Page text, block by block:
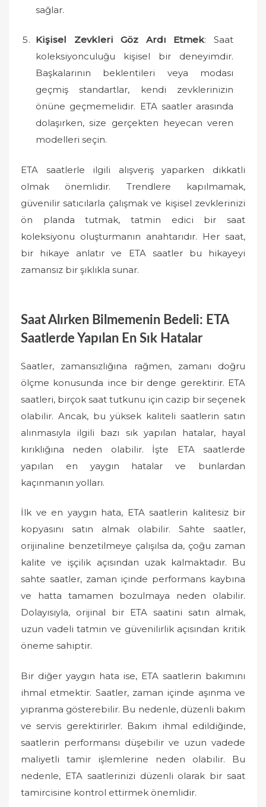
sağlar.
Kişisel Zevkleri Göz Ardı Etmek: Saat
koleksiyonculuğu kişisel bir deneyimdir.
Başkalarının beklentileri veya modası
geçmiş standartlar, kendi zevklerinizin
önüne geçmemelidir. ETA saatler arasında
dolaşırken, size gerçekten heyecan veren
modelleri seçin.
ETA saatlerle ilgili alışveriş yaparken dikkatli
olmak önemlidir. Trendlere kapılmamak,
güvenilir satıcılarla çalışmak ve kişisel zevklerinizi
ön planda tutmak, tatmin edici bir saat
koleksiyonu oluşturmanın anahtarıdır. Her saat,
bir hikaye anlatır ve ETA saatler bu hikayeyi
zamansız bir şıklıkla sunar.
Saat Alırken Bilmemenin Bedeli: ETA
Saatlerde Yapılan En Sık Hatalar
Saatler, zamansızlığına rağmen, zamanı doğru
ölçme konusunda ince bir denge gerektirir. ETA
saatleri, birçok saat tutkunu için cazip bir seçenek
olabilir. Ancak, bu yüksek kaliteli saatlerin satın
alınmasıyla ilgili bazı sık yapılan hatalar, hayal
kırıklığına neden olabilir. İşte ETA saatlerde
yapılan en yaygın hatalar ve bunlardan
kaçınmanın yolları.
İlk ve en yaygın hata, ETA saatlerin kalitesiz bir
kopyasını satın almak olabilir. Sahte saatler,
orijinaline benzetilmeye çalışılsa da, çoğu zaman
kalite ve işçilik açısından uzak kalmaktadır. Bu
sahte saatler, zaman içinde performans kaybına
ve hatta tamamen bozulmaya neden olabilir.
Dolayısıyla, orijinal bir ETA saatini satın almak,
uzun vadeli tatmin ve güvenilirlik açısından kritik
öneme sahiptir.
Bir diğer yaygın hata ise, ETA saatlerin bakımını
ihmal etmektir. Saatler, zaman içinde aşınma ve
yıpranma gösterebilir. Bu nedenle, düzenli bakım
ve servis gerektirirler. Bakım ihmal edildiğinde,
saatlerin performansı düşebilir ve uzun vadede
maliyetli tamir işlemlerine neden olabilir. Bu
nedenle, ETA saatlerinizi düzenli olarak bir saat
tamircisine kontrol ettirmek önemlidir.